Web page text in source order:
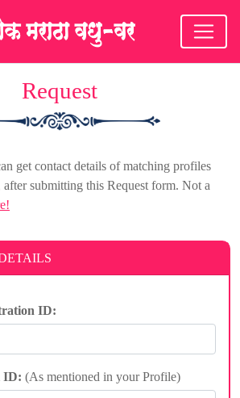
Request
get contact details of matching profiles
submitting this Request form. Not a
ID:
ID: (As mentioned in your Profile)